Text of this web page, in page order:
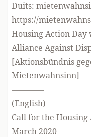
Duits:
https://
Housing Action Day
Alliance Against
[Aktionsbündnis
Mietenwahnsinn]
————-
(English)
Call for the Housing
March 2020